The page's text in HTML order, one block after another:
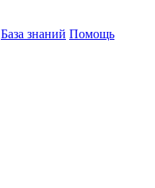
База знаний Помощь